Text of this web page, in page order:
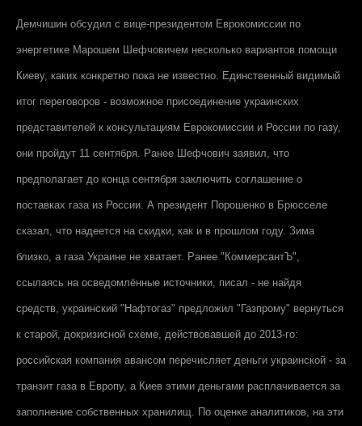
Демчишин обсудил с вице-президентом Еврокомиссии по
энергетике Марошем Шефчовичем несколько вариантов помощи
Киеву, каких конкретно пока не известно. Единственный видимый
итог переговоров - возможное присоединение украинских
представителей к консультациям Еврокомиссии и России по газу,
они пройдут 11 сентября. Ранее Шефчович заявил, что
предполагает до конца сентября заключить соглашение о
поставках газа из России. А президент Порошенко в Брюсселе
сказал, что надеется на скидки, как и в прошлом году. Зима
близко, а газа Украине не хватает. Ранее "КоммерсантЪ",
ссылаясь на осведомлённые источники, писал - не найдя
средств, украинский "Нафтогаз" предложил "Газпрому" вернуться
к старой, докризисной схеме, действовавшей до 2013-го:
российская компания авансом перечисляет деньги украинской - за
транзит газа в Европу, а Киев этими деньгами расплачивается за
заполнение собственных хранилищ. По оценке аналитиков, на эти